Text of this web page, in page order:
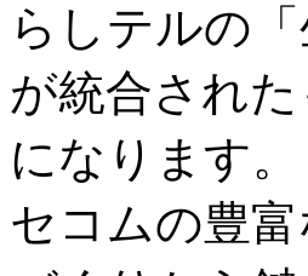
らしテルの
が統合され
になります。
セコムの豊